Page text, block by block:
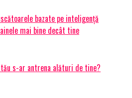
bazate pe inteligență
mai bine decât tine
s-ar antrena alături de tine?